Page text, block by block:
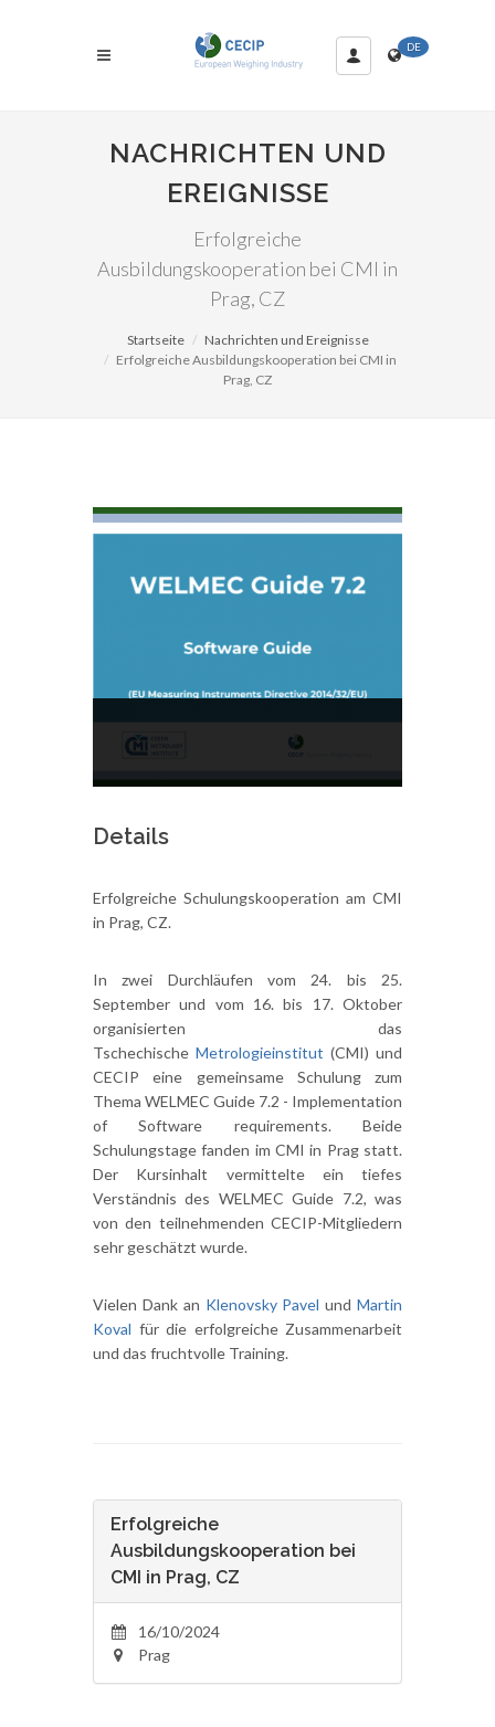
DE
NACHRICHTEN UND
EREIGNISSE
Erfolgreiche
Ausbildungskooperation bei CMI in
Prag, CZ
Startseite
Nachrichten und Ereignisse
Erfolgreiche Ausbildungskooperation bei CMI in
Prag, CZ
Details
Erfolgreiche Schulungskooperation am CMI
in Prag, CZ.
In zwei Durchläufen vom 24. bis 25.
September und vom 16. bis 17. Oktober
organisierten das
Tschechische Metrologieinstitut (CMI) und
CECIP eine gemeinsame Schulung zum
Thema WELMEC Guide 7.2 - Implementation
of Software requirements. Beide
Schulungstage fanden im CMI in Prag statt.
Der Kursinhalt vermittelte ein tiefes
Verständnis des WELMEC Guide 7.2, was
von den teilnehmenden CECIP-Mitgliedern
sehr geschätzt wurde.
Vielen Dank an Klenovsky Pavel und Martin
Koval für die erfolgreiche Zusammenarbeit
und das fruchtvolle Training.
Erfolgreiche
Ausbildungskooperation bei
CMI in Prag, CZ
16/10/2024
Prag